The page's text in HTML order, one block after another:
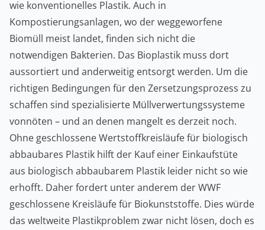
wie konventionelles Plastik. Auch in
Kompostierungsanlagen, wo der weggeworfene
Biomüll meist landet, finden sich nicht die
notwendigen Bakterien. Das Bioplastik muss dort
aussortiert und anderweitig entsorgt werden. Um die
richtigen Bedingungen für den Zersetzungsprozess zu
schaffen sind spezialisierte Müllverwertungssysteme
vonnöten – und an denen mangelt es derzeit noch.
Ohne geschlossene Wertstoffkreisläufe für biologisch
abbaubares Plastik hilft der Kauf einer Einkaufstüte
aus biologisch abbaubarem Plastik leider nicht so wie
erhofft. Daher fordert unter anderem der WWF
geschlossene Kreisläufe für Biokunststoffe. Dies würde
das weltweite Plastikproblem zwar nicht lösen, doch es